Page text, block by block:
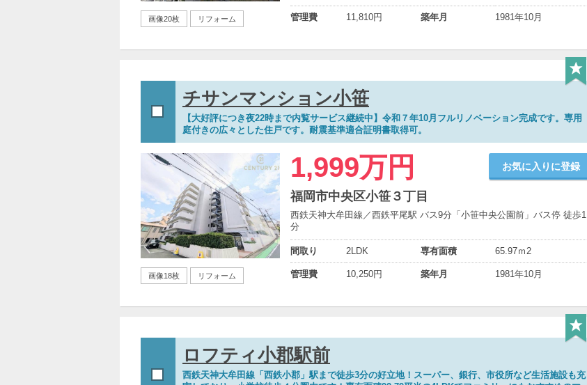
画像20枚 リフォーム 管理費 11,810円 築年月 1981年10月
チサンマンション小笹
【大好評につき夜22時まで内覧サービス継続中】令和７年10月フルリノベーション完成です。専用
庭付きの広々とした住戸です。耐震基準適合証明書取得可。
画像18枚 リフォーム
1,999万円 お気に入りに登録
福岡市中央区小笹３丁目
西鉄天神大牟田線／西鉄平尾駅 バス9分「小笹中央公園前」バス停 徒歩1
分
間取り 2LDK 専有面積 65.97ｍ2
管理費 10,250円 築年月 1981年10月
ロフティ小郡駅前
西鉄天神大牟田線「西鉄小郡」駅まで徒歩3分の好立地！スーパー、銀行、市役所など生活施設も充